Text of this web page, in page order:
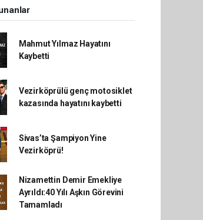
Mahmut Yılmaz Hayatını
Kaybetti
Vezirköprülü genç motosiklet
kazasında hayatını kaybetti
Sivas’ta Şampiyon Yine
Vezirköprü!
Nizamettin Demir Emekliye
Ayrıldı:40 Yılı Aşkın Görevini
Tamamladı